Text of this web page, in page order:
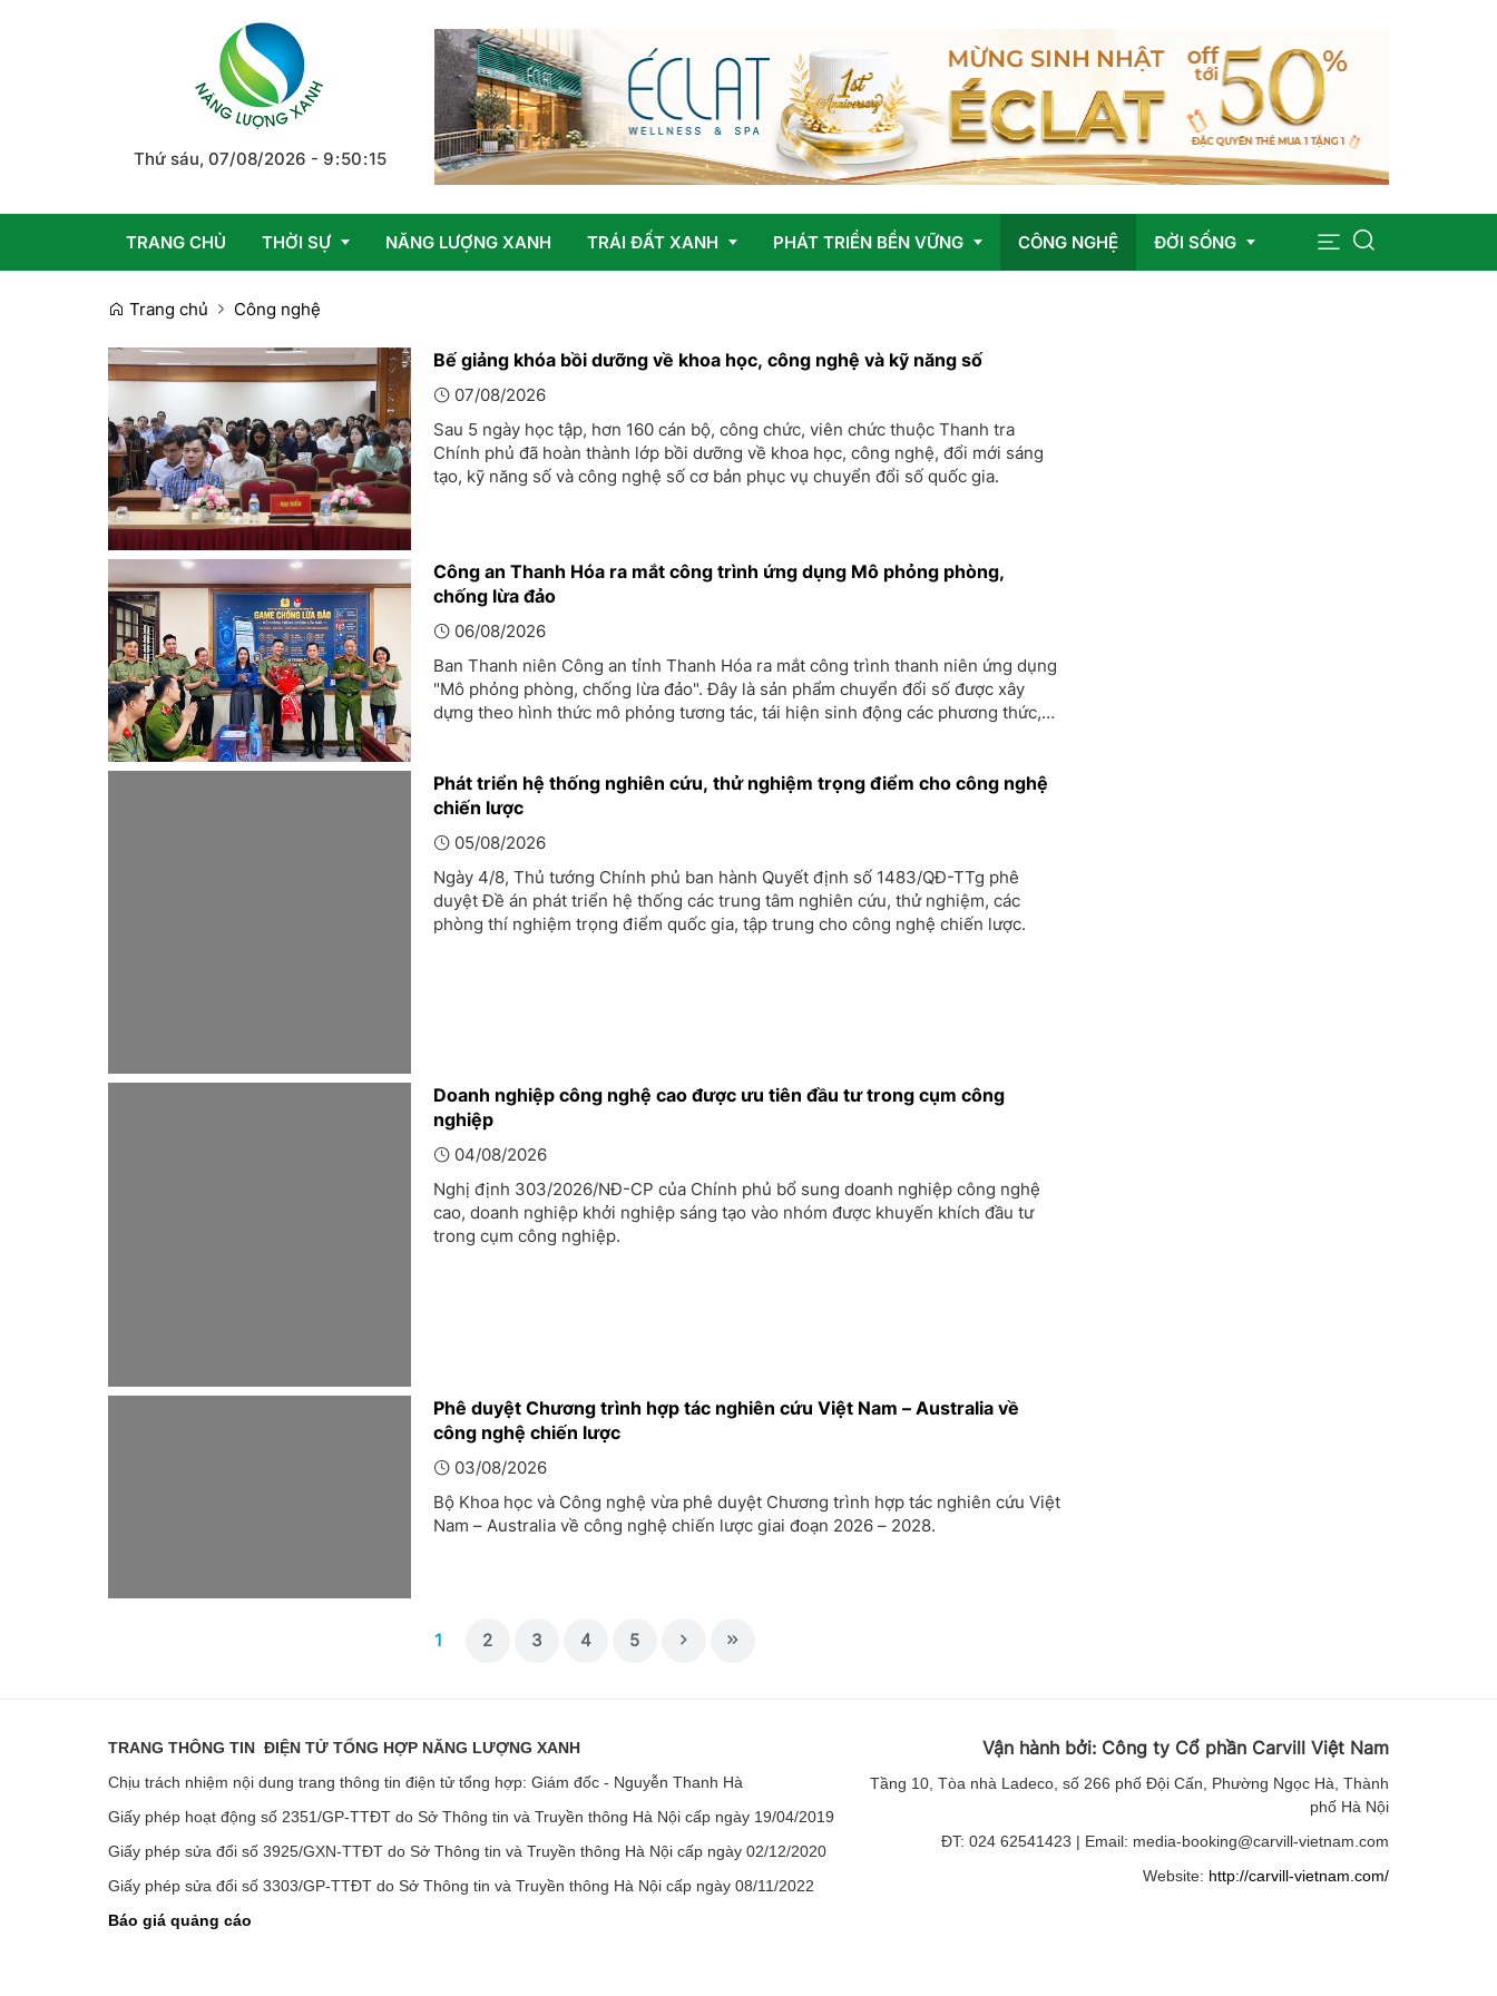
Thứ sáu, 07/08/2026 - 9:50:15
TRANG CHỦ THỜI SỰ
Trong nước
Emagazine
NĂNG LƯỢNG XANH TRÁI ĐẤT XANH
Vấn đề
PHÁT TRIỂN BỀN VỮNG
OCOP
CÔNG NGHỆ ĐỜI SỐNG
Trang chủ Công nghệ
Bế giảng khóa bồi dưỡng về khoa học, công nghệ và kỹ năng số
07/08/2026
Sau 5 ngày học tập, hơn 160 cán bộ, công chức, viên chức thuộc Thanh tra
Chính phủ đã hoàn thành lớp bồi dưỡng về khoa học, công nghệ, đổi mới sáng
tạo, kỹ năng số và công nghệ số cơ bản phục vụ chuyển đổi số quốc gia.
Công an Thanh Hóa ra mắt công trình ứng dụng Mô phỏng phòng,
chống lừa đảo
06/08/2026
Ban Thanh niên Công an tỉnh Thanh Hóa ra mắt công trình thanh niên ứng dụng
"Mô phỏng phòng, chống lừa đảo". Đây là sản phẩm chuyển đổi số được xây
dựng theo hình thức mô phỏng tương tác, tái hiện sinh động các phương thức,
Phát triển hệ thống nghiên cứu, thử nghiệm trọng điểm cho công nghệ
chiến lược
05/08/2026
Ngày 4/8, Thủ tướng Chính phủ ban hành Quyết định số 1483/QĐ-TTg phê
duyệt Đề án phát triển hệ thống các trung tâm nghiên cứu, thử nghiệm, các
phòng thí nghiệm trọng điểm quốc gia, tập trung cho công nghệ chiến lược.
Doanh nghiệp công nghệ cao được ưu tiên đầu tư trong cụm công
nghiệp
04/08/2026
Nghị định 303/2026/NĐ-CP của Chính phủ bổ sung doanh nghiệp công nghệ
cao, doanh nghiệp khởi nghiệp sáng tạo vào nhóm được khuyến khích đầu tư
trong cụm công nghiệp.
Phê duyệt Chương trình hợp tác nghiên cứu Việt Nam – Australia về
công nghệ chiến lược
03/08/2026
Bộ Khoa học và Công nghệ vừa phê duyệt Chương trình hợp tác nghiên cứu Việt
Nam – Australia về công nghệ chiến lược giai đoạn 2026 – 2028.
1 2 3 4 5
TRANG THÔNG TIN ĐIỆN TỬ TỔNG HỢP NĂNG LƯỢNG XANH
Chịu trách nhiệm nội dung trang thông tin điện tử tổng hợp: Giám đốc - Nguyễn Thanh Hà
Giấy phép hoạt động số 2351/GP-TTĐT do Sở Thông tin và Truyền thông Hà Nội cấp ngày 19/04/2019
Giấy phép sửa đổi số 3925/GXN-TTĐT do Sở Thông tin và Truyền thông Hà Nội cấp ngày 02/12/2020
Giấy phép sửa đổi số 3303/GP-TTĐT do Sở Thông tin và Truyền thông Hà Nội cấp ngày 08/11/2022
Báo giá quảng cáo
Vận hành bởi: Công ty Cổ phần Carvill Việt Nam
Tầng 10, Tòa nhà Ladeco, số 266 phố Đội Cấn, Phường Ngọc Hà, Thành
phố Hà Nội
ĐT: 024 62541423 | Email: media-booking@carvill-vietnam.com
Website: http://carvill-vietnam.com/